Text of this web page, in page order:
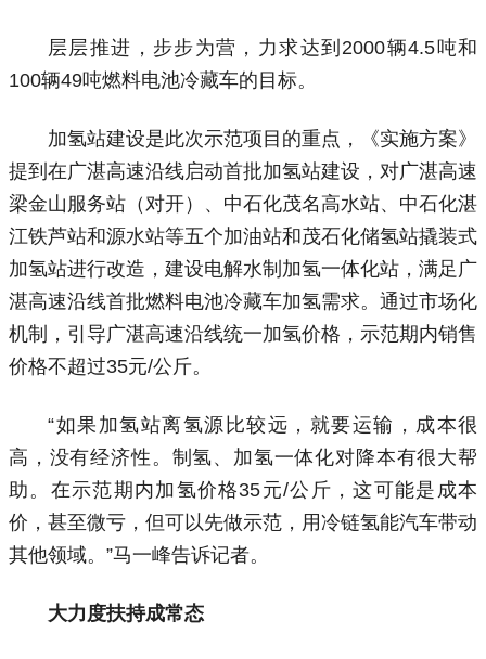
层层推进，步步为营，力求达到2000辆4.5吨和
100辆49吨燃料电池冷藏车的目标。
加氢站建设是此次示范项目的重点，《实施方案》
提到在广湛高速沿线启动首批加氢站建设，对广湛高速
梁金山服务站（对开）、中石化茂名高水站、中石化湛
江铁芦站和源水站等五个加油站和茂石化储氢站撬装式
加氢站进行改造，建设电解水制加氢一体化站，满足广
湛高速沿线首批燃料电池冷藏车加氢需求。通过市场化
机制，引导广湛高速沿线统一加氢价格，示范期内销售
价格不超过35元/公斤。
“如果加氢站离氢源比较远，就要运输，成本很
高，没有经济性。制氢、加氢一体化对降本有很大帮
助。在示范期内加氢价格35元/公斤，这可能是成本
价，甚至微亏，但可以先做示范，用冷链氢能汽车带动
其他领域。”马一峰告诉记者。
大力度扶持成常态